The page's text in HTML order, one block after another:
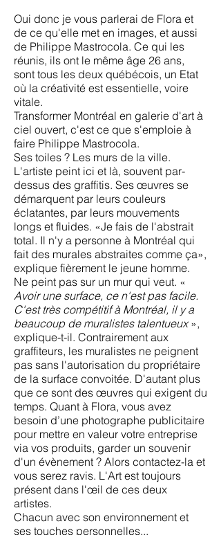
Oui donc je vous parlerai de Flora et
de ce qu'elle met en images, et aussi
de Philippe Mastrocola. Ce qui les
réunis, ils ont le même âge 26 ans,
sont tous les deux québécois, un Etat
où la créativité est essentielle, voire
vitale.
Transformer Montréal en galerie d'art à
ciel ouvert, c'est ce que s'emploie à
faire Philippe Mastrocola.
Ses toiles ? Les murs de la ville.
L'artiste peint ici et là, souvent par-
dessus des graffitis. Ses œuvres se
démarquent par leurs couleurs
éclatantes, par leurs mouvements
longs et fluides. «Je fais de l'abstrait
total. Il n'y a personne à Montréal qui
fait des murales abstraites comme ça»,
explique fièrement le jeune homme.
Ne peint pas sur un mur qui veut. «
Avoir une surface, ce n'est pas facile.
C'est très compétitif à Montréal, il y a
beaucoup de muralistes talentueux»,
explique-t-il. Contrairement aux
graffiteurs, les muralistes ne peignent
pas sans l'autorisation du propriétaire
de la surface convoitée. D'autant plus
que ce sont des œuvres qui exigent du
temps. Quant à Flora, vous avez
besoin d’une photographe publicitaire
pour mettre en valeur votre entreprise
via vos produits, garder un souvenir
d'un évènement ? Alors contactez-la et
vous serez ravis. L'Art est toujours
présent dans l'œil de ces deux
artistes.
Chacun avec son environnement et
ses touches personnelles...